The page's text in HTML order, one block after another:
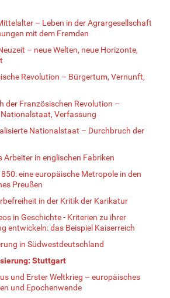
– Leben in der Agrargesellschaft
mit dem Fremden
– neue Welten, neue Horizonte,
Revolution – Bürgertum, Vernunft,
der Französischen Revolution –
Verfassung
Nationalstaat – Durchbruch der
Arbeiter in englischen Fabriken
eine europäische Metropole in den
Preußen
in der Kritik der Karikatur
in Geschichte - Kriterien zu ihrer
entwickeln: das Beispiel Kaiserreich
in Südwestdeutschland
Stuttgart
und Erster Weltkrieg – europäisches
und Epochenwende